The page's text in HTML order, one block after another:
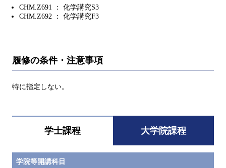
CHM.Z691 ： 化学講究S3
CHM.Z692 ： 化学講究F3
履修の条件・注意事項
特に指定しない。
学士課程 大学院課程
学院等開講科目